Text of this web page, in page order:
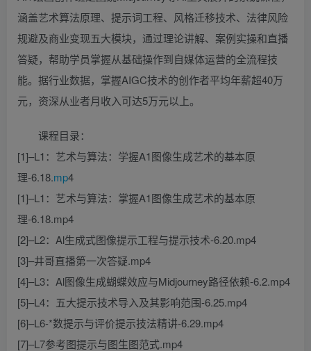
涵盖艺术算法原理、提示词工程、风格迁移技术、法律风险
规避及商业变现五大模块，通过理论讲解、案例实操和直播
答疑，帮助学员掌握从基础操作到自媒体运营的全流程技
能。据行业数据，掌握AIGC技术的创作者平均年薪超40万
元，资深从业者月收入可达5万元以上。
课程目录：
[1]–L1：艺术与算法：学握A1图像生成艺术的基本原
理-6.18.mp4
[1]–L1：艺术与算法：掌握A1图像生成艺术的基本原
理-6.18.mp4
[2]–L2：Al生成式图像提示工程与提示技术-6.20.mp4
[3]–井哥直播第一次答疑.mp4
[4]–L3：Al图像生成蝴蝶效应与Midjourney路径依赖-6.2.mp4
[5]–L4：五大提示技术导入及其影响范围-6.25.mp4
[6]–L6-*数提示与评价提示技法精讲-6.29.mp4
[7]–L7参考图提示与图生图范式.mp4